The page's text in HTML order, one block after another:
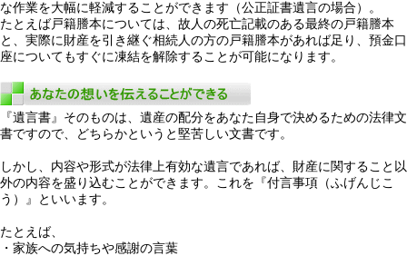
な作業を大幅に軽減することができます（公正証書遺言の場合）。
たとえば戸籍謄本については、故人の死亡記載のある最終の戸籍謄本
と、実際に財産を引き継ぐ相続人の方の戸籍謄本があれば足り、預金口
座についてもすぐに凍結を解除することが可能になります。
『遺言書』そのものは、遺産の配分をあなた自身で決めるための法律文
書ですので、どちらかというと堅苦しい文書です。
しかし、内容や形式が法律上有効な遺言であれば、財産に関すること以
外の内容を盛り込むことができます。これを『付言事項（ふげんじこ
う）』といいます。
たとえば、
・家族への気持ちや感謝の言葉